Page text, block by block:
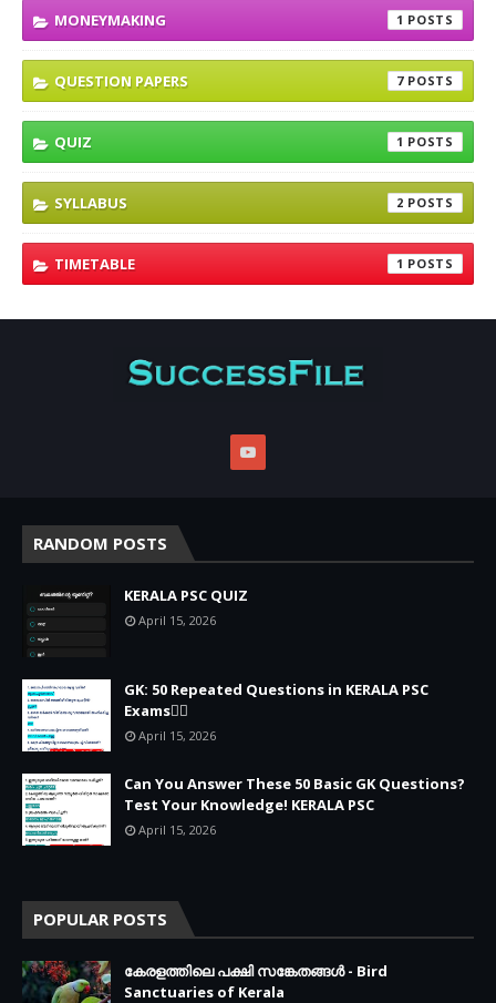
MONEYMAKING 1
QUESTION PAPERS 7
QUIZ 1
SYLLABUS 2
TIMETABLE 1
RANDOM POSTS
KERALA PSC QUIZ
April 15, 2026
GK: 50 Repeated Questions in KERALA PSC
Exams🐦‍🔥
April 15, 2026
Can You Answer These 50 Basic GK Questions?
Test Your Knowledge! KERALA PSC
April 15, 2026
POPULAR POSTS
കേരളത്തിലെ പക്ഷി സങ്കേതങ്ങൾ - Bird
Sanctuaries of Kerala